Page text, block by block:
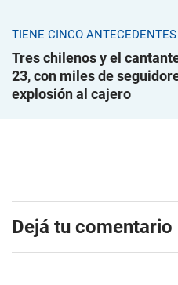
TIENE CINCO ANTECEDENTES
Tres chilenos y el
23, con miles de
explosión al cajero
Dejá tu comentario